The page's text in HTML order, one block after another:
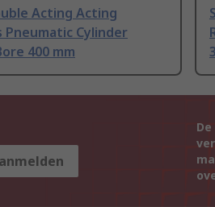
Acting Acting
Pneumatic Cylinder
400 mm